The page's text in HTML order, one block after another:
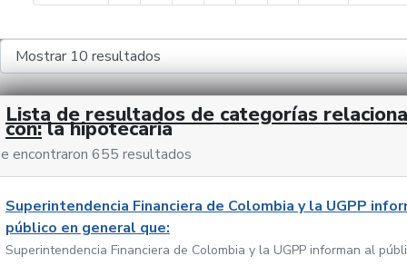
Lista de resultados de categorías
con: la hipotecaria
encontraron 655 resultados
Superintendencia Financiera de Colombia y la UGPP
público en general que:
Superintendencia Financiera de Colombia y la UGPP informan al